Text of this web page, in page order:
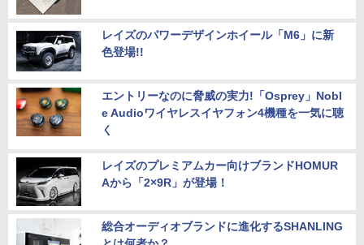
レイズのパワーデザインホイール「M6」に新
色登場!!
エントリーなのに脅威の実力!「Osprey」Nobl
e Audioワイヤレスイヤフォン4機種を一気に聴
く
レイズのプレミアムカー向けブランドHOMUR
Aから「2×9R」が登場！
総合オーディオブランドに進化するSHANLING